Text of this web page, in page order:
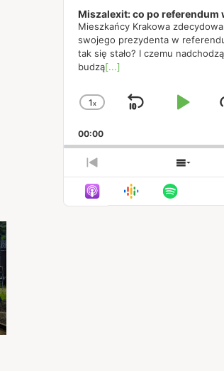
Miszalexit: co po referendum
Mieszkańcy Krakowa
swojego prezydenta w
tak się stało? I czemu
budzą[...]
Change
Rate
1x
Skip
Play
00:00
Previous
Episode
Show